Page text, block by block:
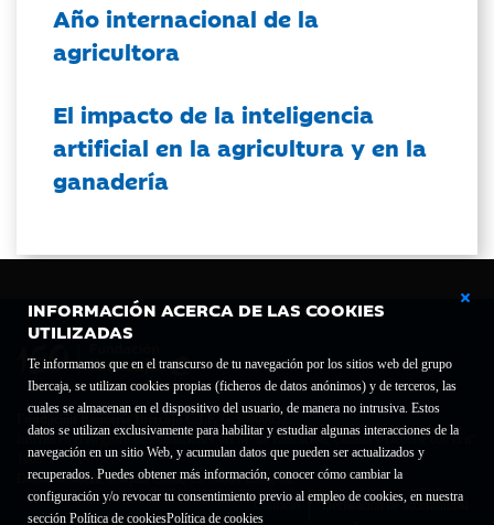
INFORMACIÓN ACERCA DE LAS COOKIES
UTILIZADAS
Te informamos que en el transcurso de tu navegación por los sitios web del grupo
Ibercaja, se utilizan cookies propias (ficheros de datos anónimos) y de terceros, las
cuales se almacenan en el dispositivo del usuario, de manera no intrusiva. Estos
datos se utilizan exclusivamente para habilitar y estudiar algunas interacciones de la
navegación en un sitio Web, y acumulan datos que pueden ser actualizados y
recuperados. Puedes obtener más información, conocer cómo cambiar la
configuración y/o revocar tu consentimiento previo al empleo de cookies, en nuestra
sección Política de cookiesPolítica de cookies
Año internacional de la
agricultora
El impacto de la inteligencia
artificial en la agricultura y en la
ganadería
Fundación Bancaria Ibercaja C.I.F. G-50000652.
Inscrita en el Registro de Fundaciones del Mº de Educación, Cultura y Deporte con el nº
1689.
Domicilio social: Joaquín Costa, 13. 50001 Zaragoza.
Contacto
Declaración de accesibilidad